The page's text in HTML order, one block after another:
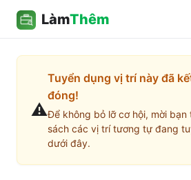
LàmThêm
⚠️
Tuyển dụng vị trí này đã
đóng!
Để không bỏ lỡ cơ hội, mời bạn
sách các vị trí tương tự đang
dưới đây.